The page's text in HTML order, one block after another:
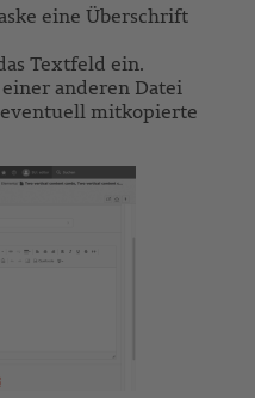
eine Überschrift
Textfeld ein.
anderen Datei
mitkopierte